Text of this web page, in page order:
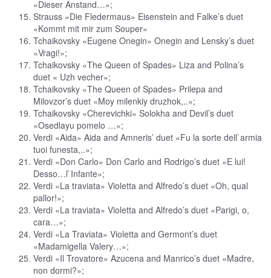
«Dieser Anstand…»;
Strauss «Die Fledermaus» Eisenstein and Falke’s duet
«Kommt mit mir zum Souper»
Tchaikovsky «Eugene Onegin» Onegin and Lensky’s duet
«Vragi!»;
Tchaikovsky «The Queen of Spades» Liza and Polina’s
duet « Uzh vecher»;
Tchaikovsky «The Queen of Spades» Prilepa and
Milovzor’s duet «Moy milenkiy druzhok,..»;
Tchaikovsky «Cherevichki» Solokha and Devil’s duet
«Osedlayu pomelo …»;
Verdi «Aida» Aida and Amneris’ duet «Fu la sorte dell`armia
tuoi funesta,..»;
Verdi «Don Carlo» Don Carlo and Rodrigo’s duet «E lui!
Desso…l`Infante»;
Verdi «La traviata» Violetta and Alfredo’s duet «Oh, qual
pallor!»;
Verdi «La traviata» Violetta and Alfredo’s duet «Parigi, o,
cara…»;
Verdi «La Traviata» Violetta and Germont’s duet
«Madamigella Valery…»;
Verdi «Il Trovatore» Azucena and Manrico’s duet «Madre,
non dormi?»;